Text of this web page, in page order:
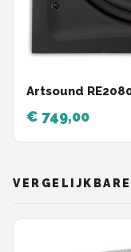
Artsound
€ 749,00